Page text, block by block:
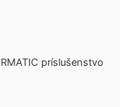
príslušenstvo